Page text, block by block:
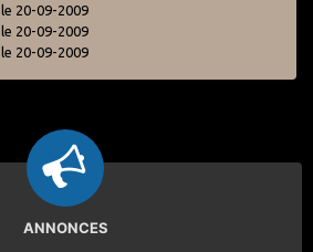
le 20-09-2009
le 20-09-2009
le 20-09-2009
ANNONCES